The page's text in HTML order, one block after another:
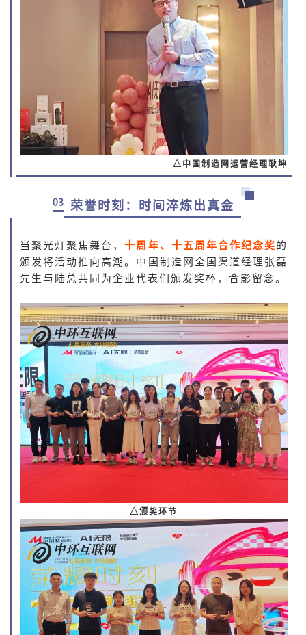
△ 中国制造网运营经理耿坤
03 荣誉时刻：时间淬炼出真金
当聚光灯聚焦舞台，十周年、十五周年合作纪念奖 的
颁发将活动推向高潮。中国制造网全国渠道经理张磊
先生与陆总共同为企业代表们颁发奖杯，合影留念。
△颁奖环节